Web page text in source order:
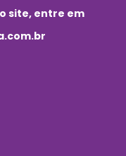
site, entre em